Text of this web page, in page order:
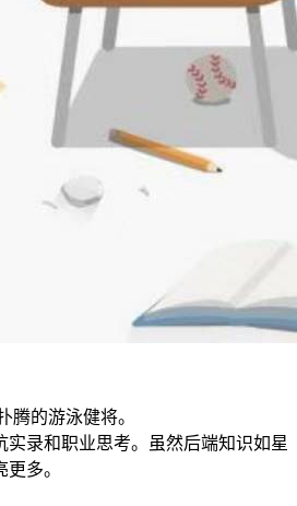
腾的游泳健将。
实录和职业思考。虽然后端知识如星
多。